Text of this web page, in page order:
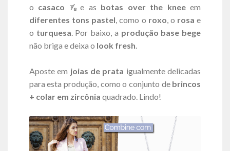
o casaco ⅞e as botas over the kneeem
diferentes tons pastel , como o roxo , o rosa e
o turquesa . Por baixo, a produção base bege
não briga e deixa o look fresh
Aposte em joias de prata igualmente delicadas
para esta produção, como o conjunto de brincos
+ colar em zircônia quadrado. Lindo!